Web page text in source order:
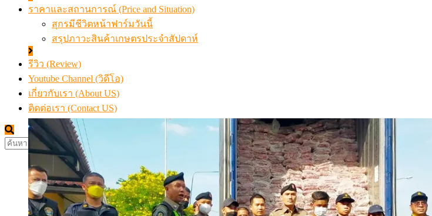
ราคาและสถานการณ์ (Price and Situation)
สุกรมีชีวิตหน้าฟาร์มวันนี้
สรุปภาวะสินค้าเกษตรประจำสัปดาห์
รีวิว (Review)
Youtube Channel (วิดีโอ)
เกี่ยวกับเรา (About US)
ติดต่อเรา (Contact US)
ค้นหา
สำหรับ: